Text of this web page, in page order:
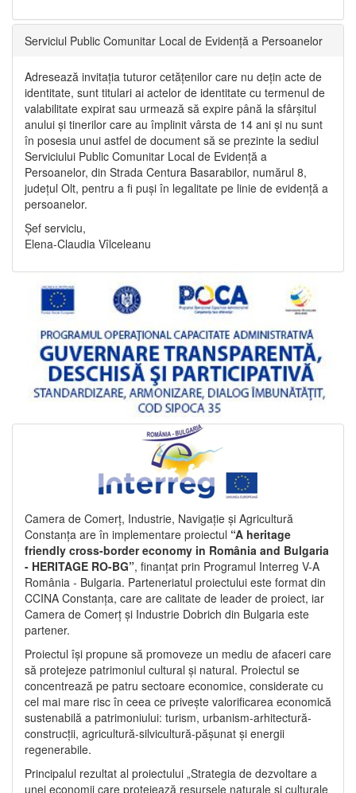
Serviciul Public Comunitar Local de Evidență a Persoanelor
Adresează invitația tuturor cetățenilor care nu dețin acte de
identitate, sunt titulari ai actelor de identitate cu termenul de
valabilitate expirat sau urmează să expire până la sfârșitul
anului și tinerilor care au împlinit vârsta de 14 ani și nu sunt
în posesia unui astfel de document să se prezinte la sediul
Serviciului Public Comunitar Local de Evidență a
Persoanelor, din Strada Centura Basarabilor, numărul 8,
județul Olt, pentru a fi puși în legalitate pe linie de evidență a
persoanelor.
Șef serviciu,
Elena-Claudia Vîlceleanu
Camera de Comerț, Industrie, Navigație și Agricultură
Constanța are în implementare proiectul “A heritage
friendly cross-border economy in România and Bulgaria
- HERITAGE RO-BG”, finanțat prin Programul Interreg V-A
România - Bulgaria. Parteneriatul proiectului este format din
CCINA Constanța, care are calitate de leader de proiect, iar
Camera de Comerț și Industrie Dobrich din Bulgaria este
partener.
Proiectul își propune să promoveze un mediu de afaceri care
să protejeze patrimoniul cultural și natural. Proiectul se
concentrează pe patru sectoare economice, considerate cu
cel mai mare risc în ceea ce privește valorificarea economică
sustenabilă a patrimoniului: turism, urbanism-arhitectură-
construcții, agricultură-silvicultură-pășunat și energii
regenerabile.
Principalul rezultat al proiectului „Strategia de dezvoltare a
unei economii care protejează resursele naturale și culturale